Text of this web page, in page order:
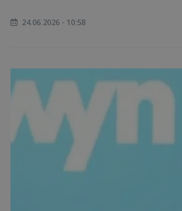
24.06.2026 - 10:58